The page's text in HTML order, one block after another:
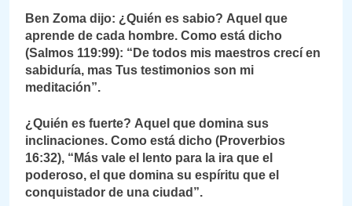
Ben Zoma dijo: ¿Quién es sabio? Aquel que
aprende de cada hombre. Como está dicho
(Salmos 119:99): “De todos mis maestros crecí en
sabiduría, mas Tus testimonios son mi
meditación”.
¿Quién es fuerte? Aquel que domina sus
inclinaciones. Como está dicho (Proverbios
16:32), “Más vale el lento para la ira que el
poderoso, el que domina su espíritu que el
conquistador de una ciudad”.